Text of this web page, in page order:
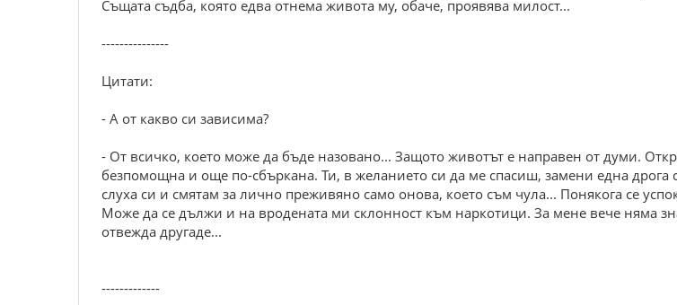
Същата съдба, която едва отнема живота му, обаче, проявява милост...
---------------
Цитати:
- А от какво си зависима?
- От всичко, което може да бъде назовано... Защото животът е направен от думи.
безпомощна и още по-сбъркана. Ти, в желанието си да ме спасиш, замени една дрога
слуха си и смятам за лично преживяно само онова, което съм чула... Понякога се
Може да се дължи и на вродената ми склонност към наркотици. За мене вече няма
отвежда другаде...
-------------